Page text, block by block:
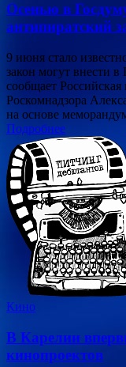
Осенью в
антипиратский
9 июня стало
закон могут внести
сообщает Российская
Роскомнадзора
на основе
Подробнее
Кино
В Карелии
кинопроектов